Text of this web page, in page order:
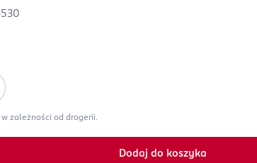
zależności od drogerii.
Dodaj do koszyka